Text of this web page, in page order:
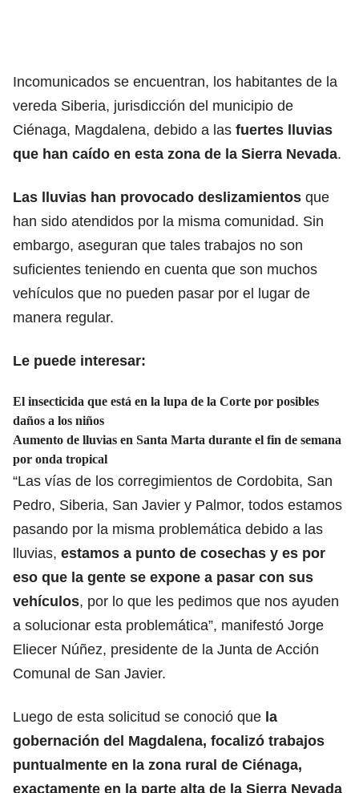
Incomunicados se encuentran, los habitantes de la
vereda Siberia, jurisdicción del municipio de
Ciénaga, Magdalena, debido a las fuertes lluvias
que han caído en esta zona de la Sierra Nevada.
Las lluvias han provocado deslizamientos que
han sido atendidos por la misma comunidad. Sin
embargo, aseguran que tales trabajos no son
suficientes teniendo en cuenta que son muchos
vehículos que no pueden pasar por el lugar de
manera regular.
Le puede interesar:
El insecticida que está en la lupa de la Corte por posibles
daños a los niños
Aumento de lluvias en Santa Marta durante el fin de semana
por onda tropical
“Las vías de los corregimientos de Cordobita, San
Pedro, Siberia, San Javier y Palmor, todos estamos
pasando por la misma problemática debido a las
lluvias, estamos a punto de cosechas y es por
eso que la gente se expone a pasar con sus
vehículos, por lo que les pedimos que nos ayuden
a solucionar esta problemática”, manifestó Jorge
Eliecer Núñez, presidente de la Junta de Acción
Comunal de San Javier.
Luego de esta solicitud se conoció que la
gobernación del Magdalena, focalizó trabajos
puntualmente en la zona rural de Ciénaga,
exactamente en la parte alta de la Sierra Nevada